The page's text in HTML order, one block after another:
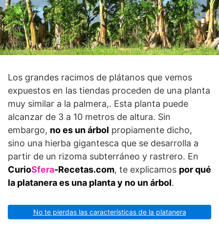
Los grandes racimos de plátanos que vemos
expuestos en las tien­das proceden de una planta
muy similar a la palmera,. Esta planta puede
alcanzar de 3 a 10 metros de al­tura. Sin
embargo, no es un árbol propiamente dicho,
sino una hierba gigantesca que se desarro­lla a
partir de un rizoma subterráneo y rastrero. En
CurioSfera-Recetas.com, te explicamos por qué
la platanera es una planta y no un árbol.
No te pierdas las características de la platanera